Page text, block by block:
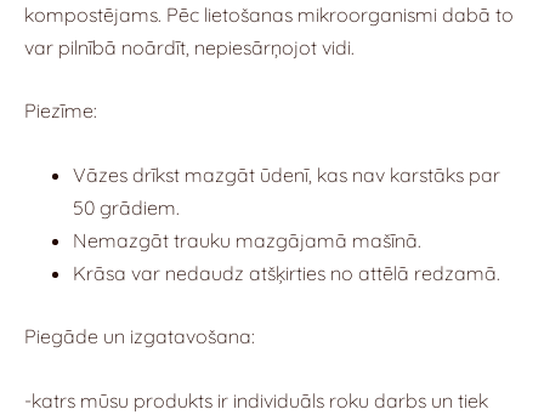
kompostējams. Pēc lietošanas mikroorganismi dabā to
var pilnībā noārdīt, nepiesārņojot vidi.
Piezīme:
Vāzes drīkst mazgāt ūdenī, kas nav karstāks par
50 grādiem.
Nemazgāt trauku mazgājamā mašīnā.
Krāsa var nedaudz atšķirties no attēlā redzamā.
Piegāde un izgatavošana:
-katrs mūsu produkts ir individuāls roku darbs un tiek